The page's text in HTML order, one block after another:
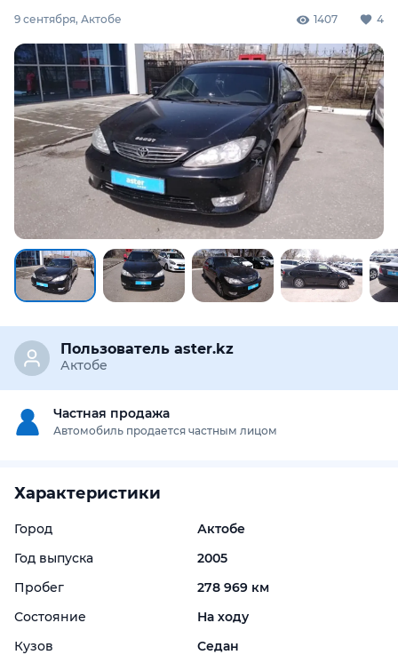
9 сентября, Актобе 1407 4
Для этого авто доступен отчёт Aster Check
Предоставим подробную информацию об автомобиле:
техническое состояние, пробег, история осмотров,
юридическая проверка по базам РК и РФ
Купить отчёт за 1000₸
Пользователь aster.kz
Актобе
Частная продажа
Автомобиль продается частным лицом
Характеристики
Город
Актобе
Год выпуска
2005
Пробег
278 969 км
Состояние
На ходу
Кузов
Седан